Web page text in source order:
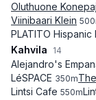
Oluthuone
Viinibaari Klein 500
PLATITO
Kahvila 14
Alejandro's
LéSPACE 350m
Lintsi Cafe 550m